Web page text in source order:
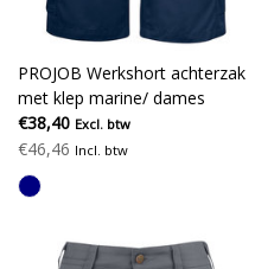
PROJOB Werkshort achterzak
met klep marine/ dames
€38,40 Excl. btw
€46,46 Incl. btw